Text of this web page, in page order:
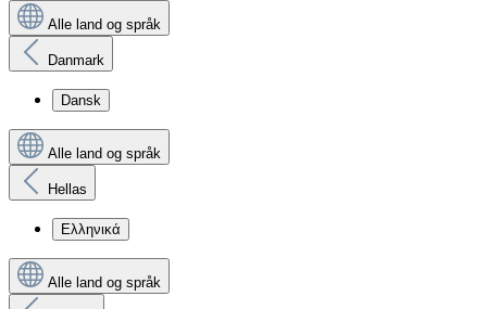
Alle land og språk
Danmark
Dansk
Alle land og språk
Hellas
Ελληνικά
Alle land og språk